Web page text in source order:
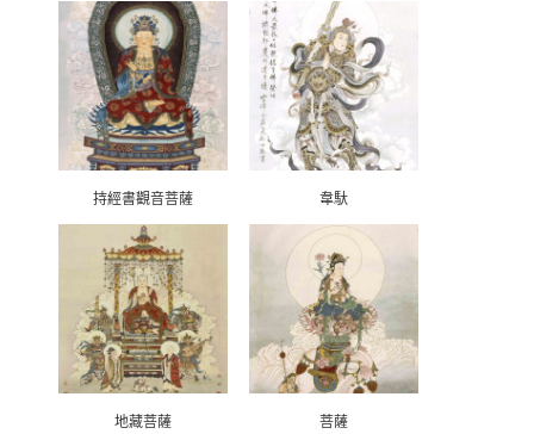
持經書觀音菩薩 韋馱
地藏菩薩 菩薩